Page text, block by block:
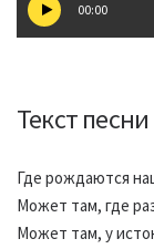
00:00
Текст песни
Где рождаются
Может там, где
Может там, у